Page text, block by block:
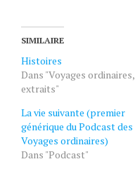
SIMILAIRE
Histoires
Dans "Voyages ordinaires,
extraits"
La vie suivante (premier
générique du Podcast des
Voyages ordinaires)
Dans "Podcast"